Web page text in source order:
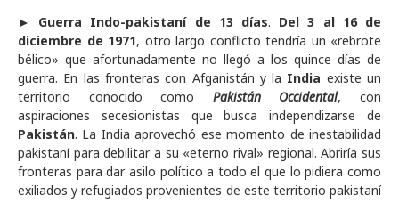
► Guerra Indo-pakistaní de 13 días. Del 3 al 16 de
diciembre de 1971, otro largo conflicto tendría un «rebrote
bélico» que afortunadamente no llegó a los quince días de
guerra. En las fronteras con Afganistán y la India existe un
territorio conocido como Pakistán Occidental, con
aspiraciones secesionistas que busca independizarse de
Pakistán. La India aprovechó ese momento de inestabilidad
pakistaní para debilitar a su «eterno rival» regional. Abriría sus
fronteras para dar asilo político a todo el que lo pidiera como
exiliados y refugiados provenientes de este territorio pakistaní